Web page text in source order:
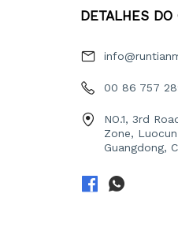
DETALHES DO
00 86 757
NO.1, 3rd
Zone,
Guangdong,